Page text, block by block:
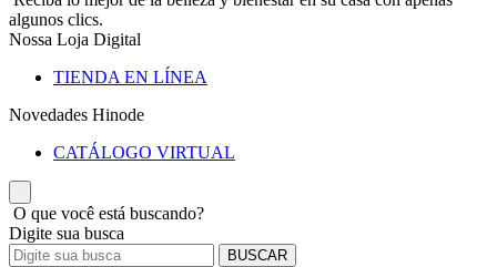
algunos clics.
Nossa Loja Digital
TIENDA EN LÍNEA
Novedades Hinode
CATÁLOGO VIRTUAL
O que você está buscando?
Digite sua busca
BUSCAR